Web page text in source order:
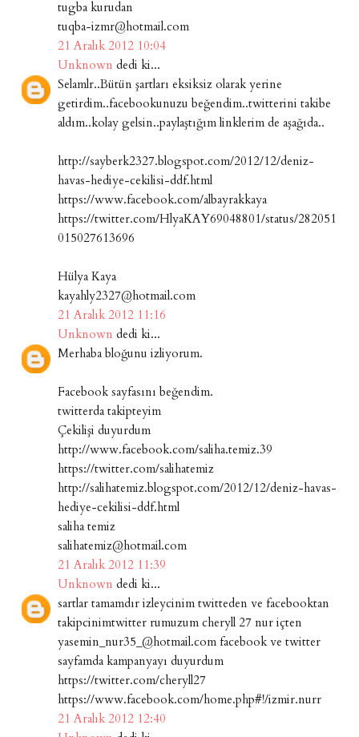
tugba kurudan
tuqba-izmr@hotmail.com
21 Aralık 2012 10:04
Unknown dedi ki...
Selamlr..Bütün şartları eksiksiz olarak yerine
getirdim..facebookunuzu beğendim..twitterini takibe
aldım..kolay gelsin..paylaştığım linklerim de aşağıda..
http://sayberk2327.blogspot.com/2012/12/deniz-
havas-hediye-cekilisi-ddf.html
https://www.facebook.com/albayrakkaya
https://twitter.com/HlyaKAY69048801/status/282051
015027613696
Hülya Kaya
kayahly2327@hotmail.com
21 Aralık 2012 11:16
Unknown dedi ki...
Merhaba bloğunu izliyorum.
Facebook sayfasını beğendim.
twitterda takipteyim
Çekilişi duyurdum
http://www.facebook.com/saliha.temiz.39
https://twitter.com/salihatemiz
http://salihatemiz.blogspot.com/2012/12/deniz-havas-
hediye-cekilisi-ddf.html
saliha temiz
salihatemiz@hotmail.com
21 Aralık 2012 11:39
Unknown dedi ki...
sartlar tamamdır izleycinim twitteden ve facebooktan
takipcinimtwitter rumuzum cheryll 27 nur içten
yasemin_nur35_@hotmail.com facebook ve twitter
sayfamda kampanyayı duyurdum
https://twitter.com/cheryll27
https://www.facebook.com/home.php#!/izmir.nurr
21 Aralık 2012 12:40